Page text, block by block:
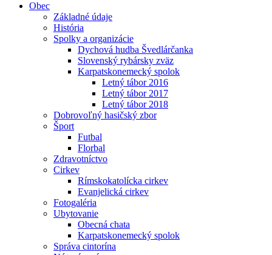
Obec
Základné údaje
História
Spolky a organizácie
Dychová hudba Švedlárčanka
Slovenský rybársky zväz
Karpatskonemecký spolok
Letný tábor 2016
Letný tábor 2017
Letný tábor 2018
Dobrovoľný hasičský zbor
Šport
Futbal
Florbal
Zdravotníctvo
Cirkev
Rímskokatolícka cirkev
Evanjelická cirkev
Fotogaléria
Ubytovanie
Obecná chata
Karpatskonemecký spolok
Správa cintorína